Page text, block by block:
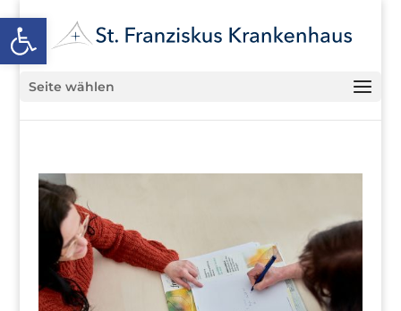
Seite wählen
Open toolbar